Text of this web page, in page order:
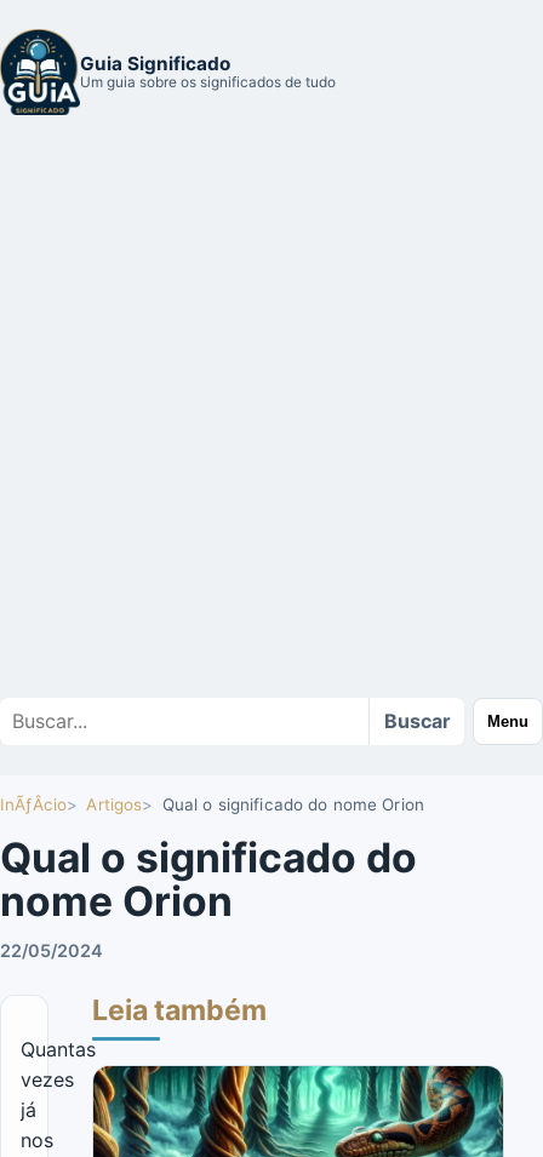
Guia Significado
Um guia sobre os significados de tudo
Buscar
Buscar Menu
InÃƒÂ­cio Artigos Qual o significado do nome Orion
Qual o significado do
nome Orion
22/05/2024
Quantas
vezes
já
nos
Leia também